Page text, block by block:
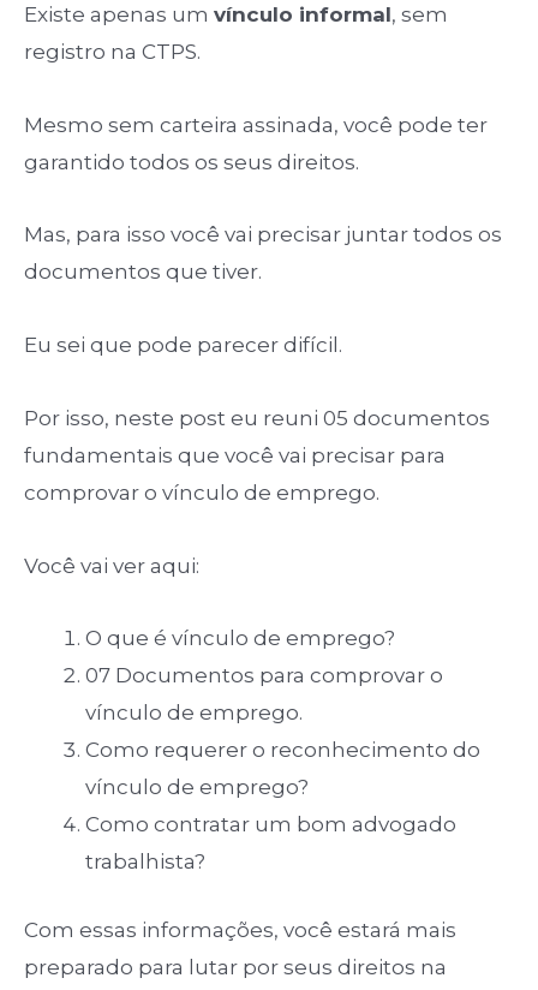
Existe apenas um vínculo informal, sem
registro na CTPS.
Mesmo sem carteira assinada, você pode ter
garantido todos os seus direitos.
Mas, para isso você vai precisar juntar todos os
documentos que tiver.
Eu sei que pode parecer difícil.
Por isso, neste post eu reuni 05 documentos
fundamentais que você vai precisar para
comprovar o vínculo de emprego.
Você vai ver aqui:
O que é vínculo de emprego?
07 Documentos para comprovar o
vínculo de emprego.
Como requerer o reconhecimento do
vínculo de emprego?
Como contratar um bom advogado
trabalhista?
Com essas informações, você estará mais
preparado para lutar por seus direitos na